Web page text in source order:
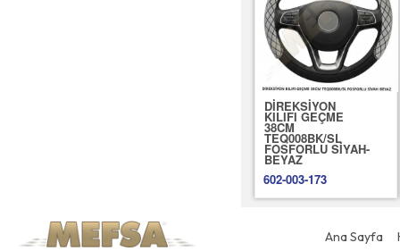
DİREKSİYON
KILIFI GEÇME
38CM
TEQ008BK/SL
FOSFORLU SİYAH-
BEYAZ
602-003-173
Ana Sayfa